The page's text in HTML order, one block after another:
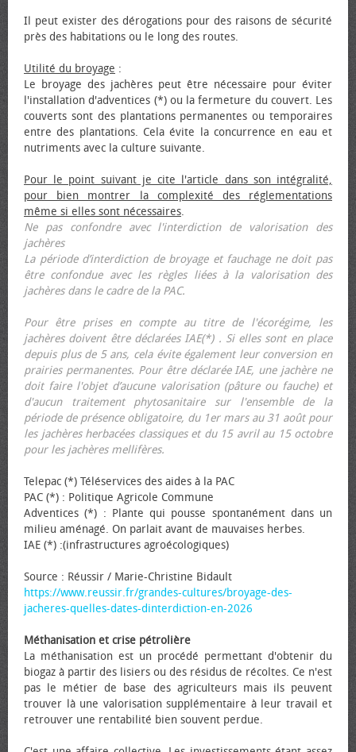
Il peut exister des dérogations pour des raisons de sécurité
près des habitations ou le long des routes.
Utilité du broyage :
Le broyage des jachères peut être nécessaire pour éviter
l'installation d'adventices (*) ou la fermeture du couvert. Les
couverts sont des plantations permanentes ou temporaires
entre des plantations. Cela évite la concurrence en eau et
nutriments avec la culture suivante.
Pour le point suivant je cite l'article dans son intégralité,
pour bien montrer la complexité des réglementations
même si elles sont nécessaires.
Ne pas confondre avec l'interdiction de valorisation des
jachères
La période d’interdiction de broyage et fauchage ne doit pas
être confondue avec les règles liées à la valorisation des
jachères dans le cadre de la PAC.
Pour être prises en compte au titre de l'écorégime, les
jachères doivent être déclarées IAE(*) . Si elles sont en place
depuis plus de 5 ans, cela évite également leur conversion en
prairies permanentes. Pour être déclarée IAE, une jachère ne
doit faire l'objet d’aucune valorisation (pâture ou fauche) et
d'aucun traitement phytosanitaire sur l'ensemble de la
période de présence obligatoire, du 1er mars au 31 août pour
les jachères herbacées classiques et du 15 avril au 15 octobre
pour les jachères mellifères.
Telepac (*) Téléservices des aides à la PAC
PAC (*) : Politique Agricole Commune
Adventices (*) : Plante qui pousse spontanément dans un
milieu aménagé. On parlait avant de mauvaises herbes.
IAE (*) :(infrastructures agroécologiques)
Source : Réussir / Marie-Christine Bidault
https://www.reussir.fr/grandes-cultures/broyage-des-
jacheres-quelles-dates-dinterdiction-en-2026
Méthanisation et crise pétrolière
La méthanisation est un procédé permettant d'obtenir du
biogaz à partir des lisiers ou des résidus de récoltes. Ce n'est
pas le métier de base des agriculteurs mais ils peuvent
trouver là une valorisation supplémentaire à leur travail et
retrouver une rentabilité bien souvent perdue.